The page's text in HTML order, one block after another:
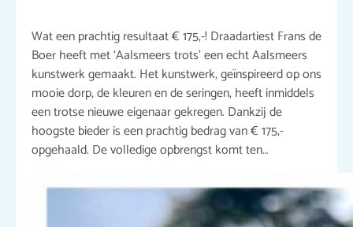
Wat een prachtig resultaat € 175,-! Draadartiest Frans de
Boer heeft met ‘Aalsmeers trots’ een echt Aalsmeers
kunstwerk gemaakt. Het kunstwerk, geïnspireerd op ons
mooie dorp, de kleuren en de seringen, heeft inmiddels
een trotse nieuwe eigenaar gekregen. Dankzij de
hoogste bieder is een prachtig bedrag van € 175,-
opgehaald. De volledige opbrengst komt ten…